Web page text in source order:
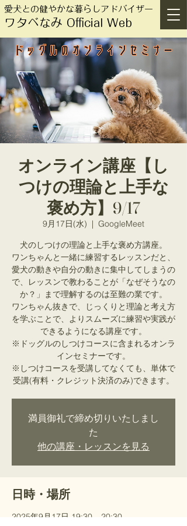
愛犬との健やかな暮らしアドバイザー
ワタベなみ Official Web
オンライン講座【し
つけの理論と上手な
褒め方】9/17
9月17日(水)
  |
GoogleMeet
犬のしつけの理論と上手な褒め方講座。
ワンちゃんと一緒に練習するレッスンだと、
愛犬の動きや自分の動きに集中してしまうの
で、レッスンで教わることが「なぜそうなの
か？」まで理解するのは至難の業です。
ワンちゃん抜きで、じっくりと理論と考え方
を学ぶことで、よりスムーズに練習や実践が
できるようになる講座です。
※ドッグルのしつけコースに含まれるオンラ
インセミナーです。
※しつけコースを受講してなくても、単体で
受講(有料・クレジット決済のみ)できます。
満員御礼で締め切りいたしまし
た
他の講座・レッスンを見る
日時・場所
2025年9月17日 19:30 – 20:30